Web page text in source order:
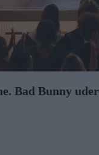
Bad Bunny